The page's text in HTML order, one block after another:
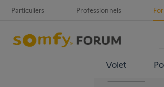
Particuliers Professionnels
Volet